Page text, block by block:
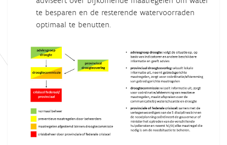
te besparen en de resterende watervoorraden
optimaal te benutten.